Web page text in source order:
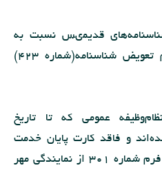
قدیمىس نسبت به
تعویض آن با درخواست فرم تعویض شناسنامه(شماره 423)
عمومى كه تا تاریخ
شده‌اند و فاقد كارت پایان خدمت
مى‌باشند، مى‌توانند با تقاضاى فرم شماره 301 از نمایندگى مهر